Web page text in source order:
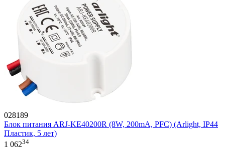
028189
Блок питания ARJ-KE40200R (8W, 200mA, PFC) (Arlight, IP44
Пластик, 5 лет)
1 06234